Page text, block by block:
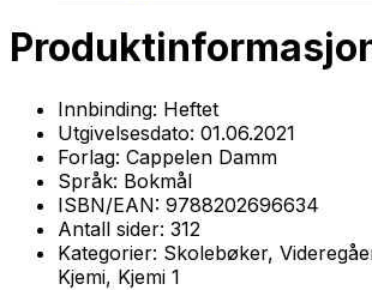
Innbinding: Heftet
Utgivelsesdato: 01.06.2021
Forlag: Cappelen Damm
Språk: Bokmål
ISBN/EAN: 9788202696634
Antall sider: 312
Kategorier: Skolebøker,
Kjemi, Kjemi 1